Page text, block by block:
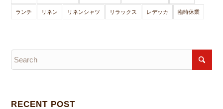
ランチ リネン リネンシャツ リラックス レデッカ 臨時休業
RECENT POST